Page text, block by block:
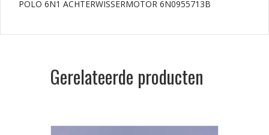
POLO 6N1 ACHTERWISSERMOTOR 6N0955713B
Gerelateerde producten